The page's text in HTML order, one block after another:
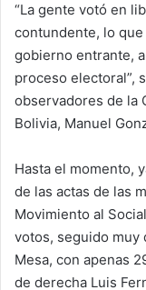
“La gente votó en
contundente, lo
gobierno entrante,
proceso electoral”,
observadores de la
Bolivia, Manuel
Hasta el momento,
de las actas de las
Movimiento al
votos, seguido muy
Mesa, con apenas
de derecha Luis